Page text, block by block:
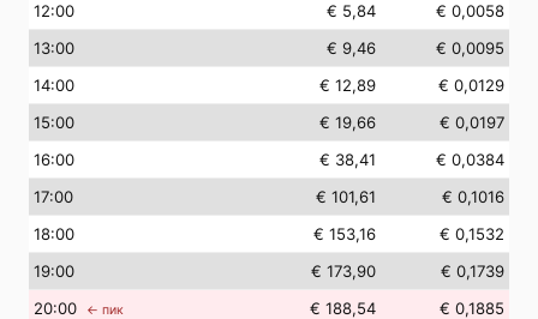
12:00 € 5,84
€ 0,0058
13:00 € 9,46
€ 0,0095
14:00 € 12,89
€ 0,0129
15:00 € 19,66
€ 0,0197
16:00 € 38,41
€ 0,0384
17:00 € 101,61
€ 0,1016
18:00 € 153,16
€ 0,1532
19:00 € 173,90
€ 0,1739
20:00 ← пик € 188,54
€ 0,1885